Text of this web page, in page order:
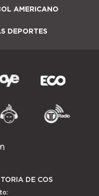
AMERICANO
DEPORTES
DE COS